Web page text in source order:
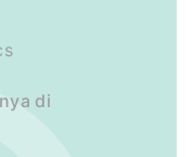
di